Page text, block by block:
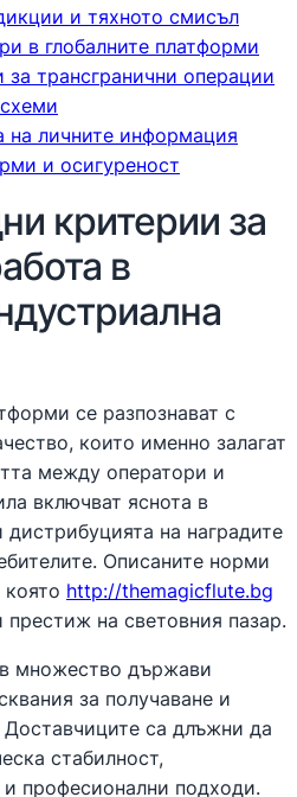
и тяхното смисъл
в глобалните платформи
трансгранични операции
на личните информация
и осигуреност
критерии за
в
се разпознават с
които именно залагат
между оператори и
включват яснота в
на наградите
Описаните норми
която http://themagicflute.bg
престиж на световния пазар.
множество държави
за получаване и
са длъжни да
стабилност,
и професионални подходи.